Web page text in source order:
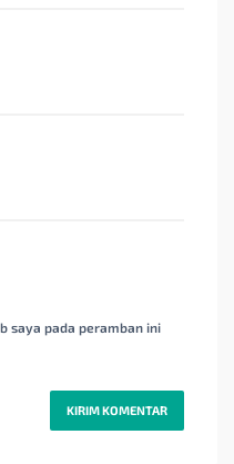
saya pada peramban ini